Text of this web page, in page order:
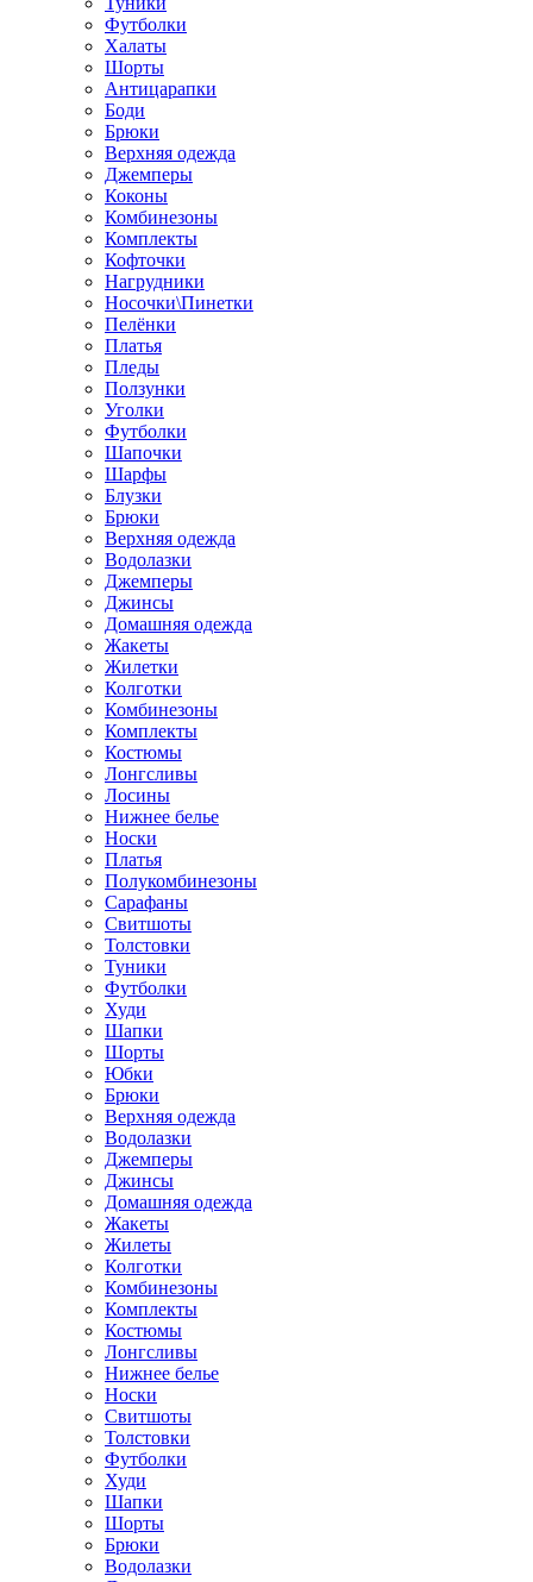
Футболки
Халаты
Шорты
Антицарапки
Боди
Брюки
Верхняя одежда
Джемперы
Коконы
Комбинезоны
Комплекты
Кофточки
Нагрудники
Носочки\Пинетки
Пелёнки
Платья
Пледы
Ползунки
Уголки
Футболки
Шапочки
Шарфы
Блузки
Брюки
Верхняя одежда
Водолазки
Джемперы
Джинсы
Домашняя одежда
Жакеты
Жилетки
Колготки
Комбинезоны
Комплекты
Костюмы
Лонгсливы
Лосины
Нижнее белье
Носки
Платья
Полукомбинезоны
Сарафаны
Свитшоты
Толстовки
Туники
Футболки
Худи
Шапки
Шорты
Юбки
Брюки
Верхняя одежда
Водолазки
Джемперы
Джинсы
Домашняя одежда
Жакеты
Жилеты
Колготки
Комбинезоны
Комплекты
Костюмы
Лонгсливы
Нижнее белье
Носки
Свитшоты
Толстовки
Футболки
Худи
Шапки
Шорты
Брюки
Водолазки